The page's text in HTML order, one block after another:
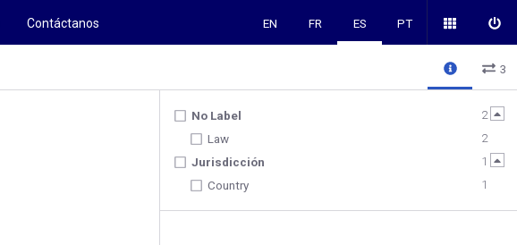
Contáctanos EN FR ES PT
3
No Label
2
Law
2
Jurisdicción
1
Country
1